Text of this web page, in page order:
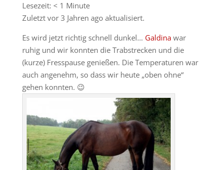
Lesezeit: < 1 Minute
Zuletzt vor 3 Jahren ago aktualisiert.
Es wird jetzt richtig schnell dunkel… Galdinawar
ruhig und wir konnten die Trabstrecken und die
(kurze) Fresspause genießen. Die Temperaturen war
auch angenehm, so dass wir heute „oben ohne“
gehen konnten. 😉